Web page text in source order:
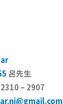
呂先生
2310 – 2907